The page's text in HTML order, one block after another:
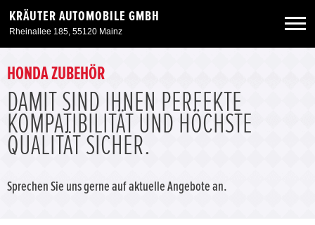
KRÄUTER AUTOMOBILE GMBH
Rheinallee 185, 55120 Mainz
Neuwagen
Gebrauchtwagen
Angebote
Service & Zubehör
HONDA ZUBEHÖR
DAMIT SIND IHNEN PERFEKTE
KOMPATIBILITÄT UND HÖCHSTE
QUALITÄT SICHER.
Sprechen Sie uns gerne auf aktuelle Angebote an.